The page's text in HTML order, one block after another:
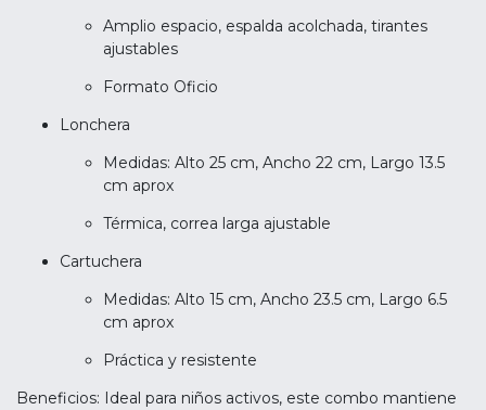
Amplio espacio, espalda acolchada, tirantes
ajustables
Formato Oficio
Lonchera
Medidas: Alto 25 cm, Ancho 22 cm, Largo 13.5
cm aprox
Térmica, correa larga ajustable
Cartuchera
Medidas: Alto 15 cm, Ancho 23.5 cm, Largo 6.5
cm aprox
Práctica y resistente
Beneficios: Ideal para niños activos, este combo mantiene